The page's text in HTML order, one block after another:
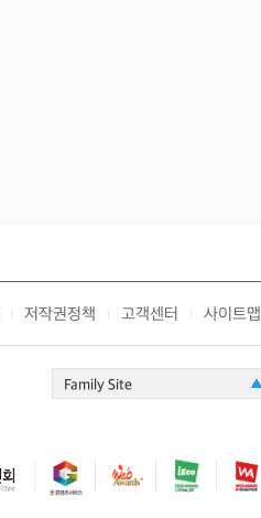
저작권정책 고객센터 사이트맵
Family Site